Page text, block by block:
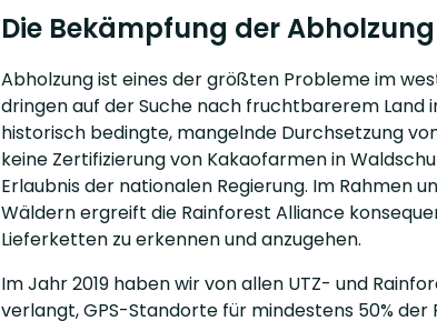
Die Bekämpfung der
Abholzung ist eines der größten Probleme im
dringen auf der Suche nach fruchtbarerem Land
historisch bedingte, mangelnde Durchsetzung
keine Zertifizierung von Kakaofarmen in
Erlaubnis der nationalen Regierung. Im Rahmen
Wäldern ergreift die Rainforest Alliance
Lieferketten zu erkennen und anzugehen.
Im Jahr 2019 haben wir von allen UTZ- und
verlangt, GPS-Standorte für mindestens 50%